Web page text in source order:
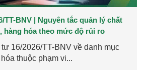
TT-BNV | Nguyên tắc quản lý chất
hàng hóa theo mức độ rủi ro
16/2026/TT-BNV về danh mục
thuộc phạm vi...